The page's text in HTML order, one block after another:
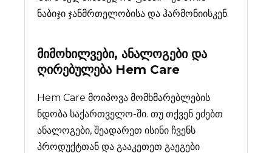
ნაბიჯი ჯანმრთელობისა და ჰარმონიისკენ.
მიმოხილვები, ანალოგები და
ღირებულება Hem Care
Hem Care მოიპოვა მომხმარებლების
ნდობა საქართველო-ში. თუ თქვენ ეძებთ
ანალოგები, შეადარეთ ისინი ჩვენს
პროდუქტთან და გააკეთეთ გაეგები